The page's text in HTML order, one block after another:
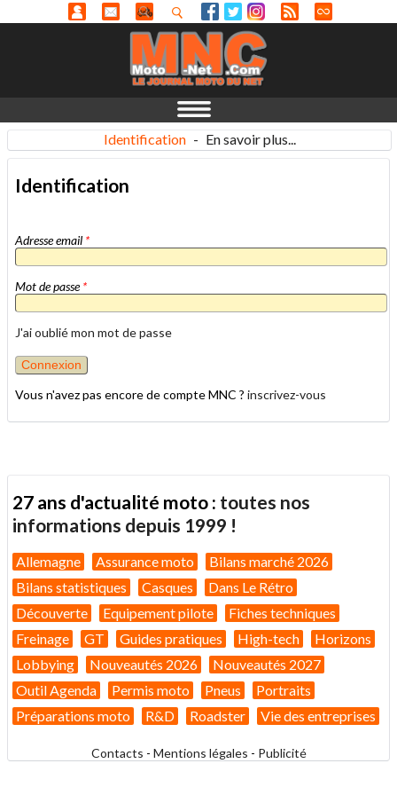
Identification - En savoir plus...
Identification
Adresse email *
Mot de passe*
J'ai oublié mon mot de passe
Vous n'avez pas encore de compte MNC ? inscrivez-vous
27 ans d'actualité moto : toutes nos
informations depuis 1999 !
Allemagne Assurance moto
Bilans marché 2026
Bilans statistiques
Casques
Dans Le Rétro
Découverte
Equipement pilote
Fiches techniques
Freinage
GT Guides pratiques High-tech
Horizons
Lobbying
Nouveautés 2026
Nouveautés 2027
Outil Agenda
Permis moto Pneus
Portraits
Préparations moto
R&D Roadster Vie des entreprises
Contacts - Mentions légales - Publicité